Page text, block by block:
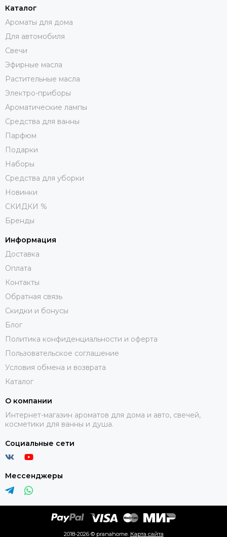
Каталог
Ароматы для дома
Для автомобиля
Свечи
Эфирные масла
Растительные масла
Электро-приборы
Ароматические лампы
Средства для ванны
Парфюм
Подарки
Наборы
Средства для уборки
Новинки
СКИДКИ %
Бренды
Информация
Доставка
Оплата
Контакты
Обратная связь
Скидки и бонусы
Блог
Политика конфиденциальности и оферта
Пользовательское соглашение
Условия обмена и возврата
Каталог
О компании
Интернет-магазин ароматов для дома и авто, свечей,
косметики для ванны и душа.
Социальные сети
Мессенджеры
2018-2026 © pranahome. Карта сайта